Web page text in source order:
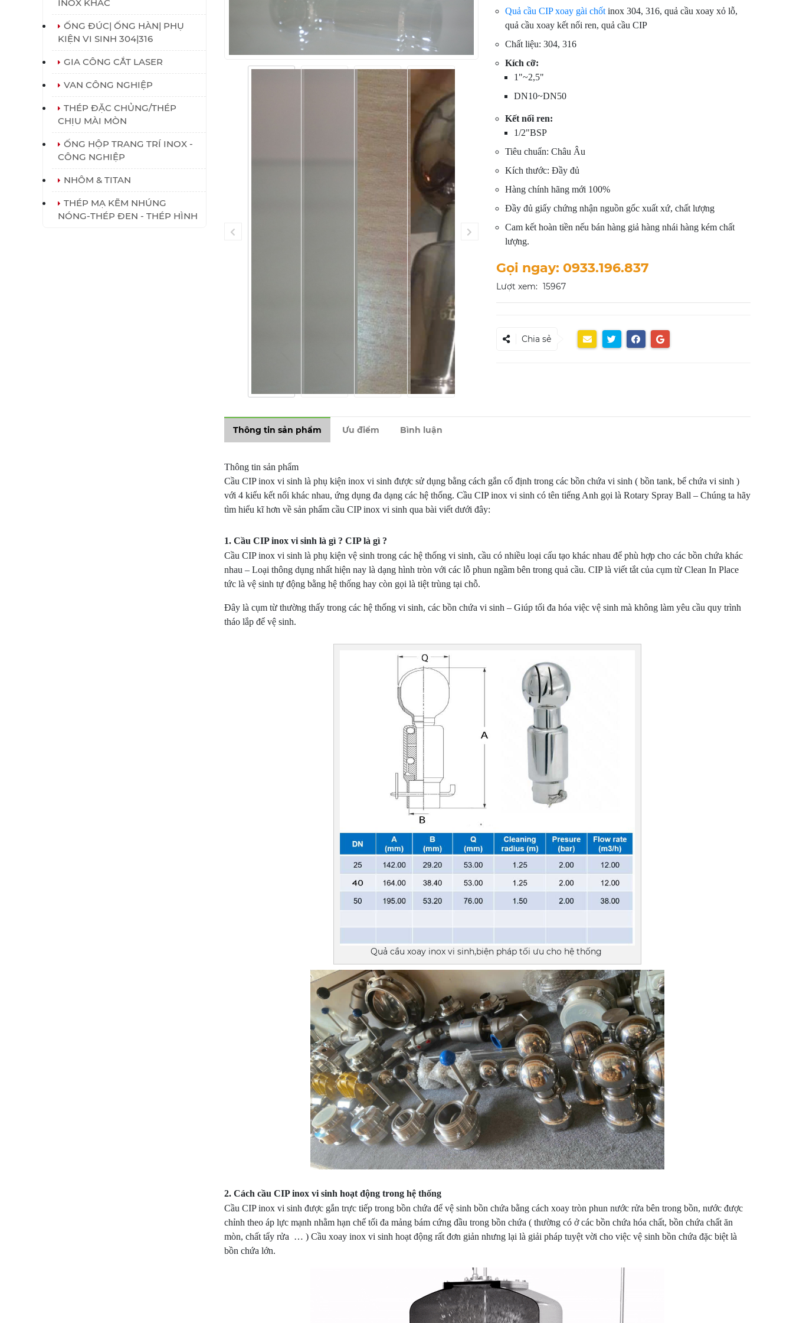
INOX KHÁC
ỐNG ĐÚC| ỐNG HÀN| PHỤ
KIỆN VI SINH 304|316
GIA CÔNG CẮT LASER
VAN CÔNG NGHIỆP
THÉP ĐẶC CHỦNG/THÉP
CHỊU MÀI MÒN
ỐNG HỘP TRANG TRÍ INOX -
CÔNG NGHIỆP
NHÔM & TITAN
THÉP MẠ KẼM NHÚNG
NÓNG-THÉP ĐEN - THÉP HÌNH
Quả cầu CIP xoay gài chốt inox 304, 316, quả cầu xoay xỏ lỗ,
quả cầu xoay kết nối ren, quả cầu CIP
Chất liệu: 304, 316
Kích cỡ:
1"~2,5"
DN10~DN50
Kết nối ren:
1/2"BSP
Tiêu chuẩn: Châu Âu
Kích thước: Đầy đủ
Hàng chính hãng mới 100%
Đầy đủ giấy chứng nhận nguồn gốc xuất xứ, chất lượng
Cam kết hoàn tiền nếu bán hàng giả hàng nhái hàng kém chất
lượng.
Gọi ngay: 0933.196.837
Lượt xem: 15967
Chia sẻ
Thông tin sản phẩm Ưu điểm Bình luận
Thông tin sản phẩm
Cầu CIP inox vi sinh là phụ kiện inox vi sinh được sử dụng bằng cách gắn cố định trong các bồn chứa vi sinh ( bồn tank, bể chứa vi sinh )
với 4 kiểu kết nối khác nhau, ứng dụng đa dạng các hệ thống. Cầu CIP inox vi sinh có tên tiếng Anh gọi là Rotary Spray Ball – Chúng ta hãy
tìm hiểu kĩ hơn về sản phẩm cầu CIP inox vi sinh qua bài viết dưới đây:
1. Cầu CIP inox vi sinh là gì ? CIP là gì ?
Cầu CIP inox vi sinh là phụ kiện vệ sinh trong các hệ thống vi sinh, cầu có nhiều loại cấu tạo khác nhau để phù hợp cho các bồn chứa khác
nhau – Loại thông dụng nhất hiện nay là dạng hình tròn với các lỗ phun ngầm bên trong quả cầu. CIP là viết tắt của cụm từ Clean In Place
tức là vệ sinh tự động bằng hệ thống hay còn gọi là tiệt trùng tại chỗ.
Đây là cụm từ thường thấy trong các hệ thống vi sinh, các bồn chứa vi sinh – Giúp tối đa hóa việc vệ sinh mà không làm yêu cầu quy trình
tháo lắp để vệ sinh.
Quả cầu xoay inox vi sinh,biện pháp tối ưu cho hệ thống
2. Cách cầu CIP inox vi sinh hoạt động trong hệ thống
Cầu CIP inox vi sinh được gắn trực tiếp trong bồn chứa để vệ sinh bồn chứa bằng cách xoay tròn phun nước rửa bên trong bồn, nước được
chỉnh theo áp lực mạnh nhằm hạn chế tối đa mảng bám cứng đầu trong bồn chứa ( thường có ở các bồn chứa hóa chất, bồn chứa chất ăn
mòn, chất tẩy rửa … ) Cầu xoay inox vi sinh hoạt động rất đơn giản nhưng lại là giải pháp tuyệt vời cho việc vệ sinh bồn chứa đặc biệt là
bồn chứa lớn.